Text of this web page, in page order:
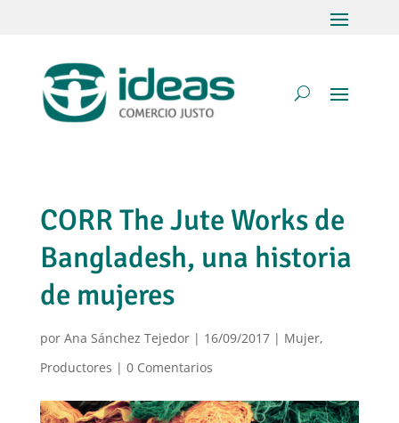
CORR The Jute Works de
Bangladesh, una historia
de mujeres
por Ana Sánchez Tejedor| 16/09/2017 | Mujer,
Productores | 0 Comentarios